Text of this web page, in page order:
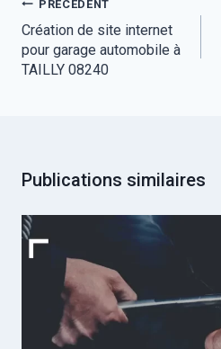
Navigation
de
l’article
PRÉCÉDENT
Création de site internet
pour garage automobile à
TAILLY 08240
Publications similaires